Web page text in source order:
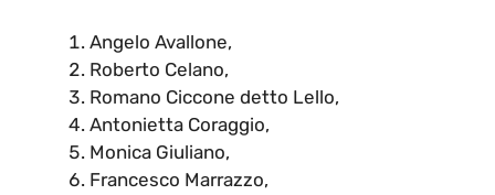
Angelo Avallone,
Roberto Celano,
Romano Ciccone detto Lello,
Antonietta Coraggio,
Monica Giuliano,
Francesco Marrazzo,